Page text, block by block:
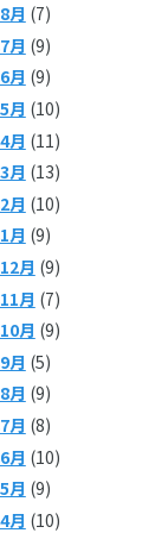
月 (7)
月 (9)
月 (9)
月 (10)
月 (11)
月 (13)
月 (10)
月 (9)
月 (9)
月 (7)
月 (9)
月 (5)
月 (9)
月 (8)
月 (10)
月 (9)
月 (10)